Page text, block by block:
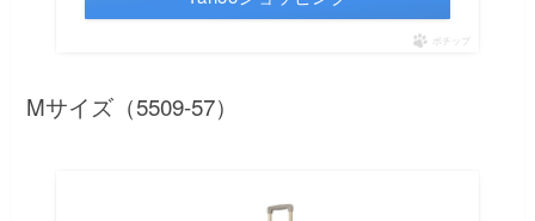
ポチップ
Mサイズ（5509-57）